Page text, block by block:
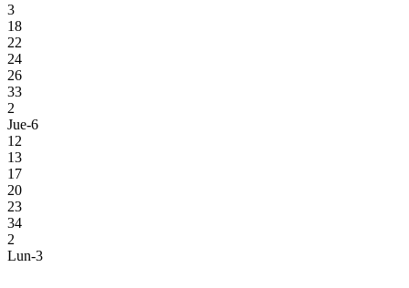
3
18
22
24
26
33
2
Jue-6
12
13
17
20
23
34
2
Lun-3